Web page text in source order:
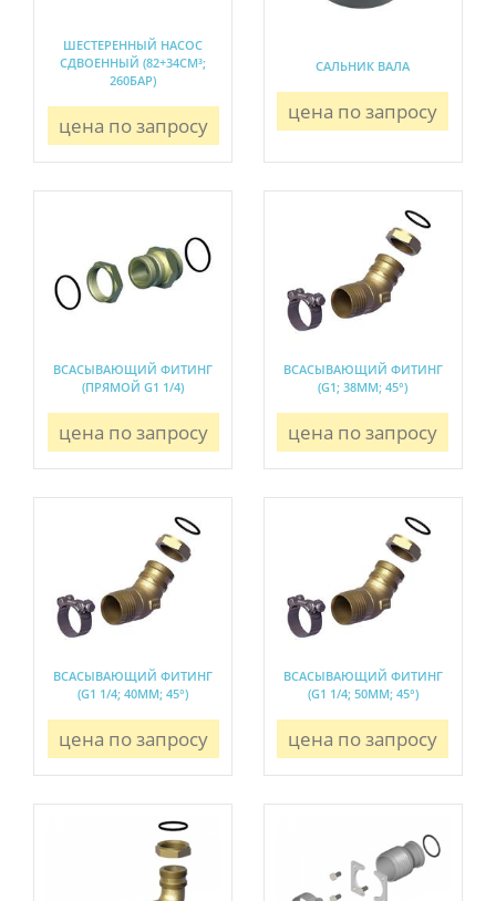
ШЕСТЕРЕННЫЙ НАСОС
СДВОЕННЫЙ (82+34СМ³;
260БАР)
цена по запросу
САЛЬНИК ВАЛА
цена по запросу
ВСАСЫВАЮЩИЙ ФИТИНГ
(ПРЯМОЙ G1 1/4)
цена по запросу
ВСАСЫВАЮЩИЙ ФИТИНГ
(G1; 38ММ; 45°)
цена по запросу
ВСАСЫВАЮЩИЙ ФИТИНГ
(G1 1/4; 40ММ; 45°)
цена по запросу
ВСАСЫВАЮЩИЙ ФИТИНГ
(G1 1/4; 50ММ; 45°)
цена по запросу